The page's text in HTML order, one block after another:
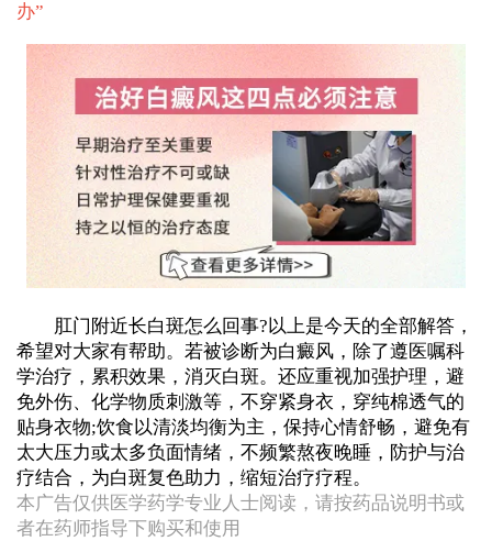
办”
肛门附近长白斑怎么回事?以上是今天的全部解答，
希望对大家有帮助。若被诊断为白癜风，除了遵医嘱科
学治疗，累积效果，消灭白斑。还应重视加强护理，避
免外伤、化学物质刺激等，不穿紧身衣，穿纯棉透气的
贴身衣物;饮食以清淡均衡为主，保持心情舒畅，避免有
太大压力或太多负面情绪，不频繁熬夜晚睡，防护与治
疗结合，为白斑复色助力，缩短治疗疗程。
本广告仅供医学药学专业人士阅读，请按药品说明书或
者在药师指导下购买和使用